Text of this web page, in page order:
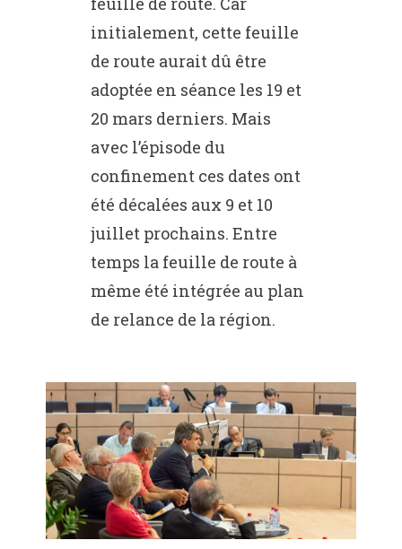
initialement, cette feuille
de route aurait dû être
adoptée en séance les 19 et
20 mars derniers. Mais
avec l’épisode du
confinement ces dates ont
été décalées aux 9 et 10
juillet prochains. Entre
temps la feuille de route à
même été intégrée au plan
de relance de la région.